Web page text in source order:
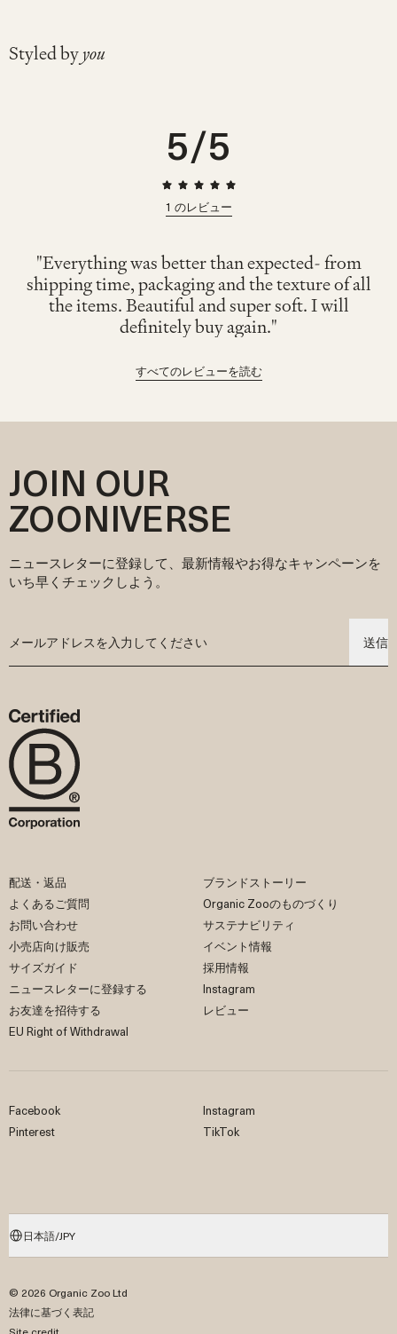
サイズ選びのポイント:
- トップスは、少しゆとりを持たせたい場合にはサイズアップがお
すすめです。ボトムスやロンパースは、基本的に月齢に合ったサイズで
¥25,000以上のご注文で送料無料
未使用・未洗濯で、受け取った時と同じ状態でご返送ください。
こちら。
Styled byyou
5/5
1 のレビュー
"Everything was better than expected- from
shipping time, packaging and the texture of all
the items. Beautiful and super soft. I will
definitely buy again."
すべてのレビューを読む
JOIN OUR
ZOONIVERSE
ニュースレターに登録して、最新情報やお得なキャンペーンを
いち早くチェックしよう。
送信
配送・返品
よくあるご質問
お問い合わせ
小売店向け販売
サイズガイド
ニュースレターに登録する
お友達を招待する
EU Right of Withdrawal
ブランドストーリー
Organic Zooのものづくり
サステナビリティ
イベント情報
採用情報
Instagram
レビュー
Facebook
Instagram
Pinterest
TikTok
© 2026 Organic Zoo Ltd
法律に基づく表記
日本語/JPY